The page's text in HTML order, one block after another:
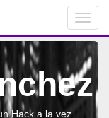
Hack a la vez.